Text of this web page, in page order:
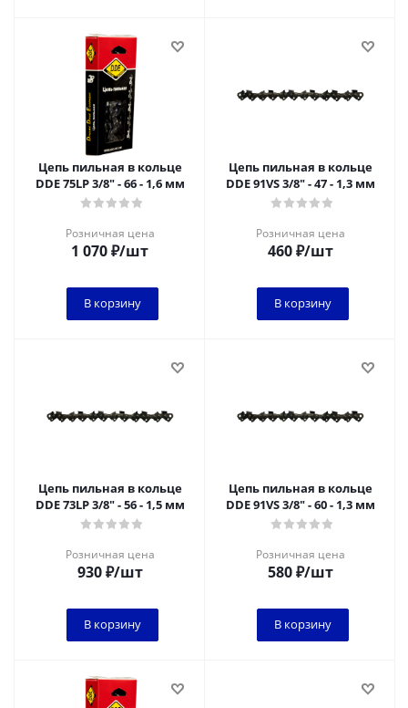
Цепь пильная в кольце
DDE 75LP 3/8" - 66 - 1,6 мм
Розничная цена
1 070₽/шт
В корзину
Цепь пильная в кольце
DDE 91VS 3/8" - 47 - 1,3 мм
Розничная цена
460₽/шт
В корзину
Цепь пильная в кольце
DDE 73LP 3/8" - 56 - 1,5 мм
Розничная цена
930₽/шт
В корзину
Цепь пильная в кольце
DDE 91VS 3/8" - 60 - 1,3 мм
Розничная цена
580₽/шт
В корзину